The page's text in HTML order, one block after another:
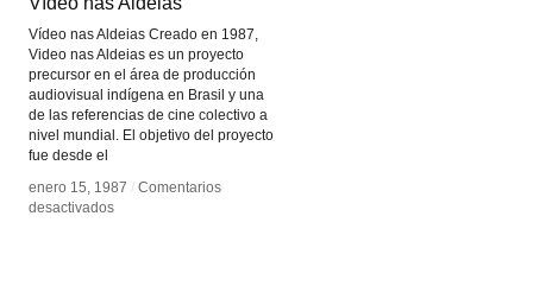
Vídeo nas Aldeias Creado en 1987,
Video nas Aldeias es un proyecto
precursor en el área de producción
audiovisual indígena en Brasil y una
de las referencias de cine colectivo a
nivel mundial. El objetivo del proyecto
fue desde el
enero 15, 1987 / Comentarios
desactivadosen
enero 15, 1987 / Comentarios
desactivadosen